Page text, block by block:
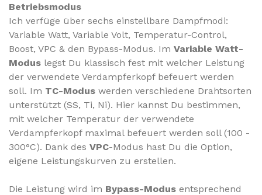
Betriebsmodus
Ich verfüge über sechs einstellbare Dampfmodi:
Variable Watt, Variable Volt, Temperatur-Control,
Boost, VPC & den Bypass-Modus. Im Variable Watt-
Modus legst Du klassisch fest mit welcher Leistung
der verwendete Verdampferkopf befeuert werden
soll. Im TC-Modus werden verschiedene Drahtsorten
unterstützt (SS, Ti, Ni). Hier kannst Du bestimmen,
mit welcher Temperatur der verwendete
Verdampferkopf maximal befeuert werden soll (100 -
300°C). Dank des VPC-Modus hast Du die Option,
eigene Leistungskurven zu erstellen.
Die Leistung wird im Bypass-Modus entsprechend